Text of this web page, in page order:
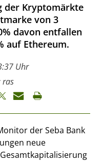
der Kryptomärkte
von 3
davon entfallen
auf Ethereum.
Uhr
ras
der Seba Bank
neue